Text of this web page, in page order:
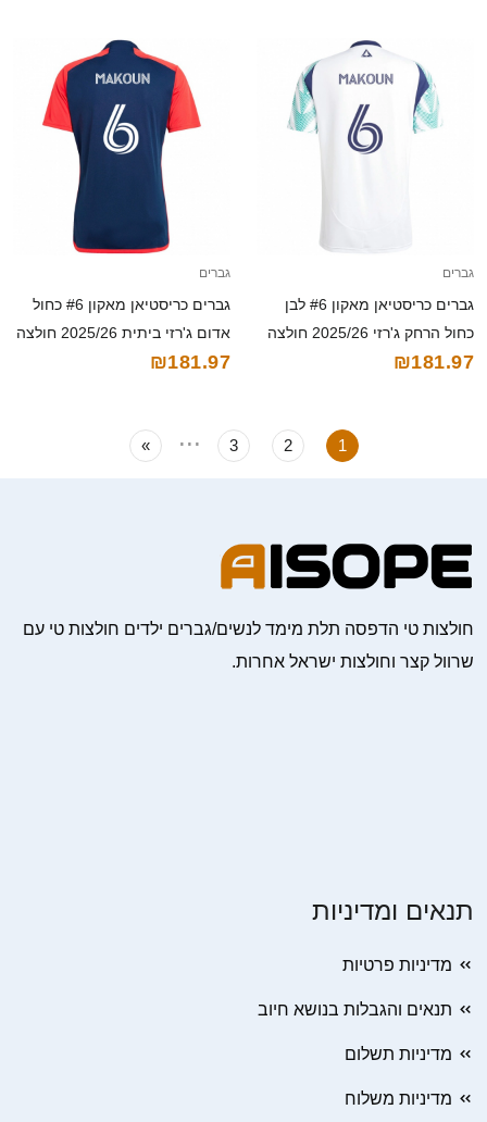
גברים
גברים כריסטיאן מאקון #6 לבן
כחול הרחק ג'רזי 2025/26 חולצה
קצרה
₪181.97
גברים
גברים כריסטיאן מאקון #6 כחול
אדום ג'רזי ביתית 2025/26 חולצה
קצרה
₪181.97
1
2
3
...
»
חולצות טי הדפסה תלת מימד לנשים/גברים ילדים חולצות טי עם
שרוול קצר וחולצות ישראל אחרות.
תנאים ומדיניות
מדיניות פרטיות
תנאים והגבלות בנושא חיוב
מדיניות תשלום
מדיניות משלוח